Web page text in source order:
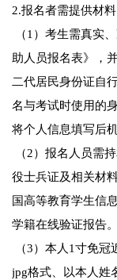
2.报名者需提供材料
（1）考生需真实
助人员报名表》，
二代居民身份证自
名与考试时使用的
将个人信息填写后
（2）报名人员需
役士兵证及相关材
国高等教育学生信
学籍在线验证报告
（3）本人1寸免冠
jpg格式、以本人姓